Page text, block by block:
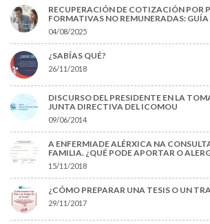
RECUPERACIÓN DE COTIZACIÓN POR
FORMATIVAS NO REMUNERADAS:
04/08/2025
¿SABÍAS QUÉ?
26/11/2018
DISCURSO DEL PRESIDENTE EN LA
JUNTA DIRECTIVA DEL ICOMOU
09/06/2014
A ENFERMIADE ALÉRXICA NA
FAMILIA. ¿QUÉ PODE APORTAR O
15/11/2018
¿CÓMO PREPARAR UNA TESIS O UN
29/11/2017